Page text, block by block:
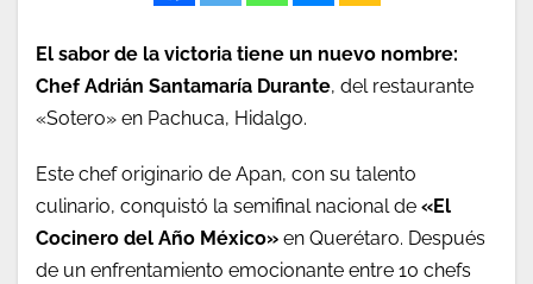
El sabor de la victoria tiene un nuevo nombre:
Chef Adrián Santamaría Durante, del restaurante
«Sotero» en Pachuca, Hidalgo.
Este chef originario de Apan, con su talento
culinario, conquistó la semifinal nacional de «El
Cocinero del Año México» en Querétaro. Después
de un enfrentamiento emocionante entre 10 chefs